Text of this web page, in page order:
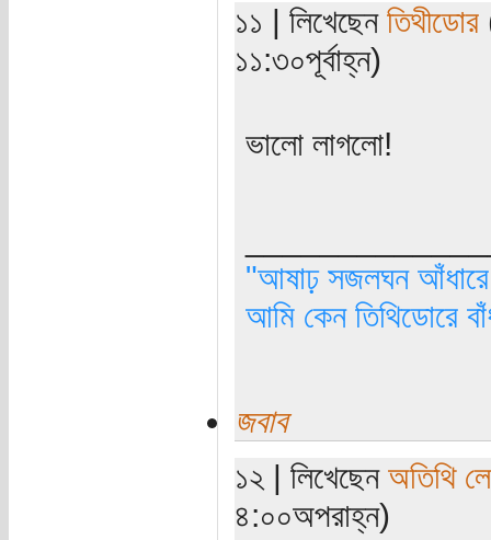
১১ | লিখেছেন তিথীডোর
১১:৩০পূর্বাহ্ন)
ভালো লাগলো!
"আষাঢ় সজলঘন আঁধারে,
আমি কেন তিথিডোরে
জবাব
১২ | লিখেছেন অতিথি
৪:০০অপরাহ্ন)